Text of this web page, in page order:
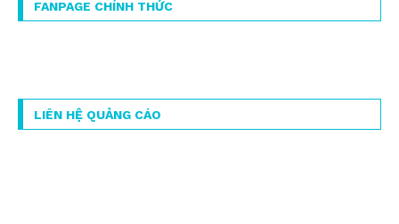
FANPAGE CHÍNH THỨC
LIÊN HỆ QUẢNG CÁO